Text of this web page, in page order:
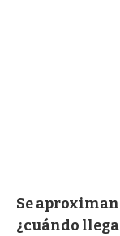
Se
¿cuándo